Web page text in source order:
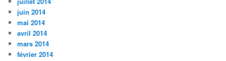
juin 2014
mai 2014
avril 2014
mars 2014
février 2014